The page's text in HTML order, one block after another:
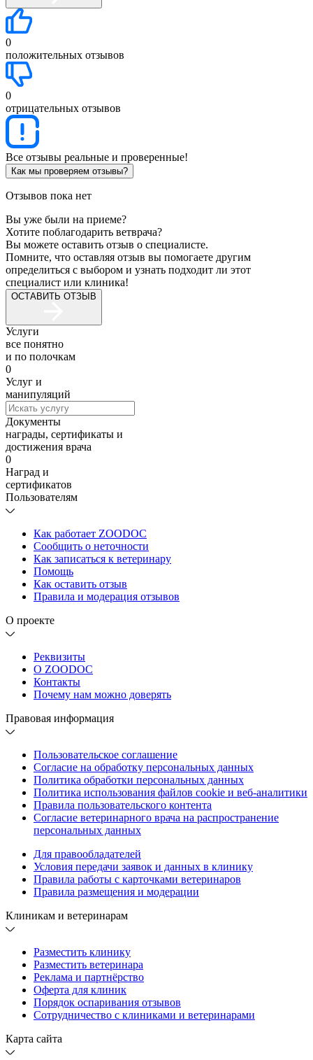
0
положительных отзывов
0
отрицательных отзывов
Все отзывы реальные и проверенные!
Как мы проверяем отзывы?
Отзывов пока нет
Вы уже были на приеме?
Хотите поблагодарить ветврача?
Вы можете оставить отзыв о специалисте.
Помните, что оставляя отзыв вы помогаете другим
определиться с выбором и узнать подходит ли этот
специалист или клиника!
ОСТАВИТЬ ОТЗЫВ
Услуги
все понятно
и по полочкам
0
Услуг и
манипуляций
Документы
награды, сертификаты и
достижения врача
0
Наград и
сертификатов
Пользователям
Как работает ZOODOC
Сообщить о неточности
Как записаться к ветеринару
Помощь
Как оставить отзыв
Правила и модерация отзывов
О проекте
Реквизиты
О ZOODOC
Контакты
Почему нам можно доверять
Правовая информация
Пользовательское соглашение
Согласие на обработку персональных данных
Политика обработки персональных данных
Политика использования файлов cookie и веб-аналитики
Правила пользовательского контента
Согласие ветеринарного врача на распространение
персональных данных
Для правообладателей
Условия передачи заявок и данных в клинику
Правила работы с карточками ветеринаров
Правила размещения и модерации
Клиникам и ветеринарам
Разместить клинику
Разместить ветеринара
Реклама и партнёрство
Оферта для клиник
Порядок оспаривания отзывов
Сотрудничество с клиниками и ветеринарами
Карта сайта